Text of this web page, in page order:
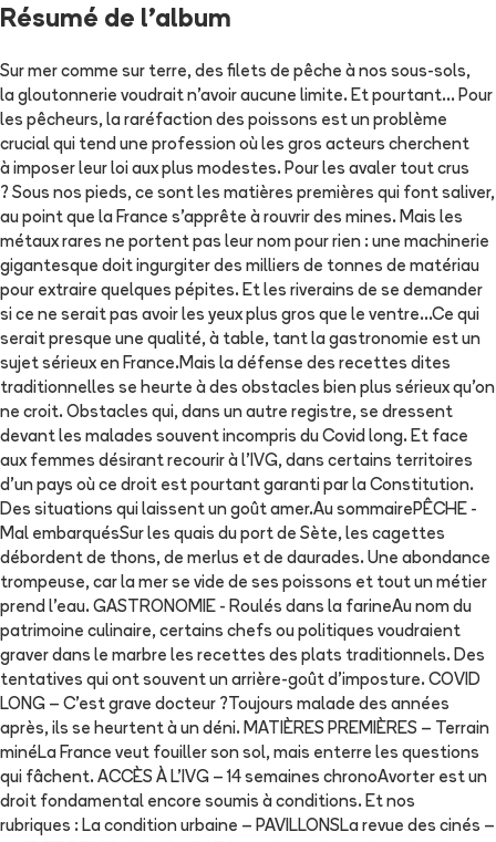
Résumé de l'album
Sur mer comme sur terre, des filets de pêche à nos sous-sols,
la gloutonnerie voudrait n'avoir aucune limite. Et pourtant... Pour
les pêcheurs, la raréfaction des poissons est un problème
crucial qui tend une profession où les gros acteurs cherchent
à imposer leur loi aux plus modestes. Pour les avaler tout crus
? Sous nos pieds, ce sont les matières premières qui font saliver,
au point que la France s'apprête à rouvrir des mines. Mais les
métaux rares ne portent pas leur nom pour rien : une machinerie
gigantesque doit ingurgiter des milliers de tonnes de matériau
pour extraire quelques pépites. Et les riverains de se demander
si ce ne serait pas avoir les yeux plus gros que le ventre...Ce qui
serait presque une qualité, à table, tant la gastronomie est un
sujet sérieux en France.Mais la défense des recettes dites
traditionnelles se heurte à des obstacles bien plus sérieux qu'on
ne croit. Obstacles qui, dans un autre registre, se dressent
devant les malades souvent incompris du Covid long. Et face
aux femmes désirant recourir à l'IVG, dans certains territoires
d'un pays où ce droit est pourtant garanti par la Constitution.
Des situations qui laissent un goût amer.Au sommairePÊCHE -
Mal embarquésSur les quais du port de Sète, les cagettes
débordent de thons, de merlus et de daurades. Une abondance
trompeuse, car la mer se vide de ses poissons et tout un métier
prend l’eau. GASTRONOMIE - Roulés dans la farineAu nom du
patrimoine culinaire, certains chefs ou politiques voudraient
graver dans le marbre les recettes des plats traditionnels. Des
tentatives qui ont souvent un arrière-goût d’imposture. COVID
LONG – C’est grave docteur ?Toujours malade des années
après, ils se heurtent à un déni. MATIÈRES PREMIÈRES – Terrain
minéLa France veut fouiller son sol, mais enterre les questions
qui fâchent. ACCÈS À L’IVG – 14 semaines chronoAvorter est un
droit fondamental encore soumis à conditions. Et nos
rubriques : La condition urbaine – PAVILLONSLa revue des cinés –